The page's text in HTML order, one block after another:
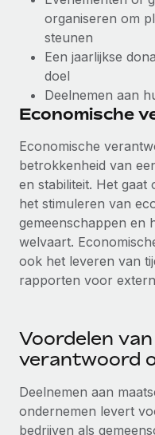
organiseren om
steunen
Een jaarlijkse
doel
Deelnemen aan
Economische
Economische
betrokkenheid van
en stabiliteit. Het
het stimuleren van
gemeenschappen en
welvaart.
ook het leveren van
rapporten voor
Voordelen
verantwoord
Deelnemen aan
ondernemen levert
bedrijven als